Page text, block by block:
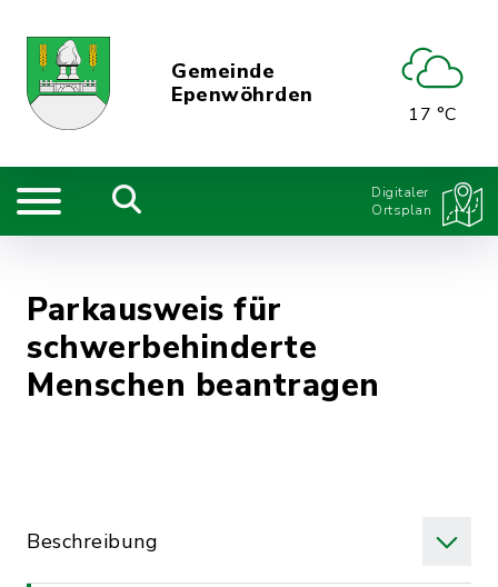
Gemeinde
Epenwöhrden
17 °C
Digitaler
Ortsplan
Parkausweis für
schwerbehinderte
Menschen beantragen
Beschreibung